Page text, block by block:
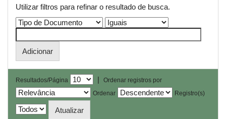
Utilizar filtros para refinar o resultado de busca.
Resultados/Página |
Ordenar registros por
Ordenar
Registro(s)